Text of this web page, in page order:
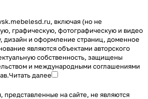
включая (но не
графическую, фотографическую и видео
дизайн и оформление страниц, доменное
являются объектами авторского
собственность, защищены
и международными соглашениями
Читать далее
на сайте, не являются